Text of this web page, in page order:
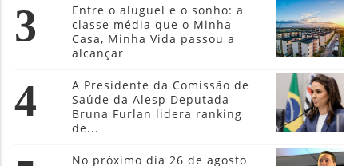
3
Entre o aluguel e o sonho: a
classe média que o Minha
Casa, Minha Vida passou a
alcançar
4
A Presidente da Comissão de
Saúde da Alesp Deputada
Bruna Furlan lidera ranking
de...
No próximo dia 26 de agosto